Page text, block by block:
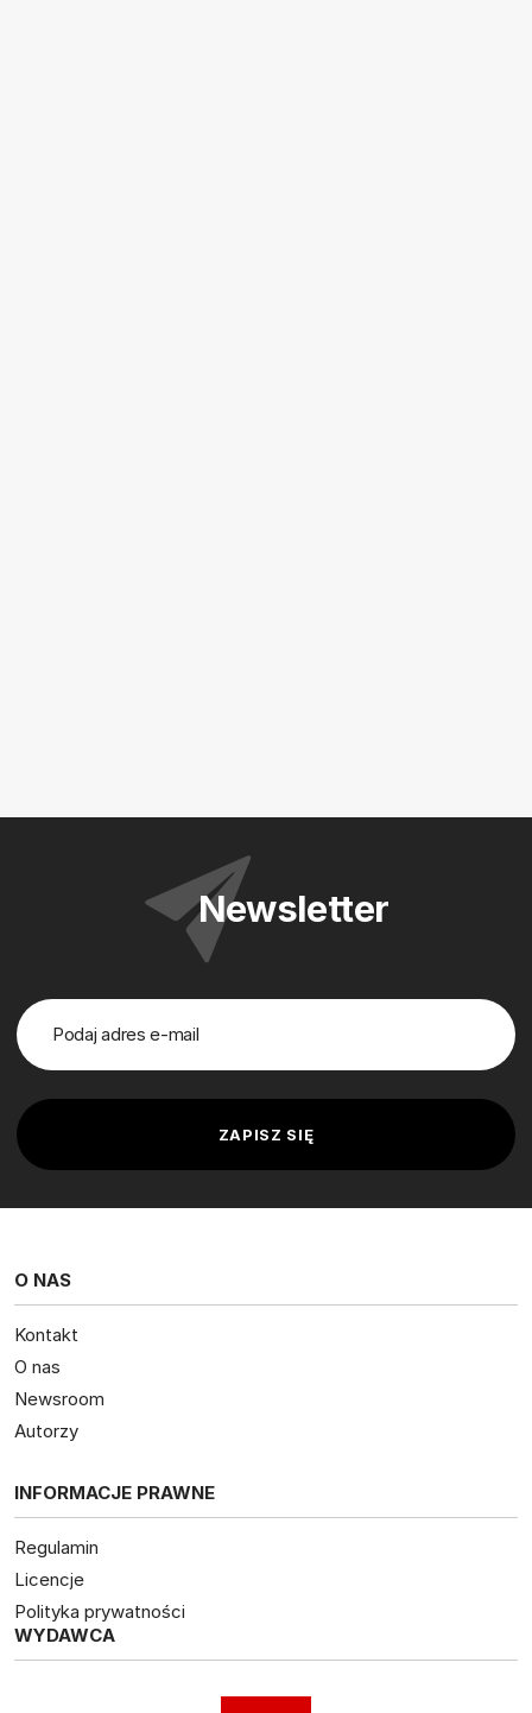
Newsletter
O NAS
Kontakt
O nas
Newsroom
Autorzy
INFORMACJE PRAWNE
Regulamin
Licencje
Polityka prywatności
WYDAWCA